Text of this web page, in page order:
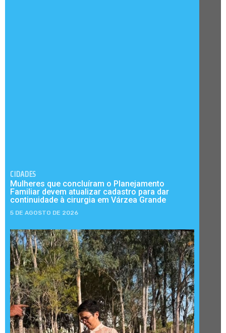
CIDADES
Mulheres que concluíram o Planejamento
Familiar devem atualizar cadastro para dar
continuidade à cirurgia em Várzea Grande
5 DE AGOSTO DE 2026